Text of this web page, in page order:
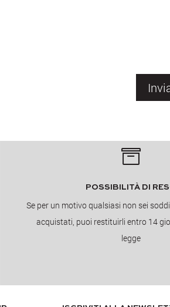

POSSIBILITÀ DI
Se per un motivo qualsiasi non sei
acquistati, puoi restituirli entro 14
legge